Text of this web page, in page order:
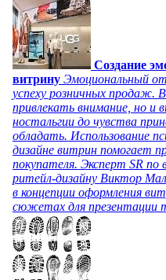
Создание
витрину Эмоциональный
успеху розничных продаж.
привлекать внимание, но
ностальгии до чувства
обладать. Использование
дизайне витрин помогает
покупателя. Эксперт SR по
ритейл-дизайну Виктор
в концепции оформления
сюжетах для презентации